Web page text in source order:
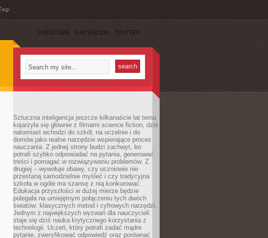
Tagi
SUBSCRIBE FACEBOOK TWITTER
Sztuczna inteligencja jeszcze kilkanaście lat temu
kojarzyła się głównie z filmami science fiction, dziś
natomiast wchodzi do szkół, na uczelnie i do
domów jako realne narzędzie wspierające proces
nauczania. Z jednej strony budzi zachwyt, bo
potrafi szybko odpowiadać na pytania, generować
treści i pomagać w rozwiązywaniu problemów. Z
drugiej – wywołuje obawy, czy uczniowie nie
przestaną samodzielnie myśleć i czy tradycyjna
szkoła w ogóle ma szansę z nią konkurować.
Edukacja przyszłości w dużej mierze będzie
polegała na umiejętnym połączeniu tych dwóch
światów: klasycznych metod i cyfrowych narzędzi.
Jednym z największych wyzwań dla nauczycieli
staje się dziś nauka krytycznego korzystania z
technologii. Uczeń, który potrafi zadać mądre
pytanie, zweryfikować odpowiedź oraz porównać